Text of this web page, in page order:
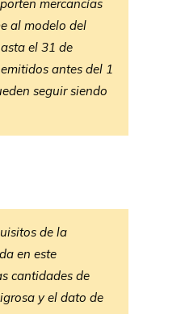
mercancías
al modelo del
el 31 de
antes del 1
seguir siendo
de la
en este
cantidades de
y el dato de